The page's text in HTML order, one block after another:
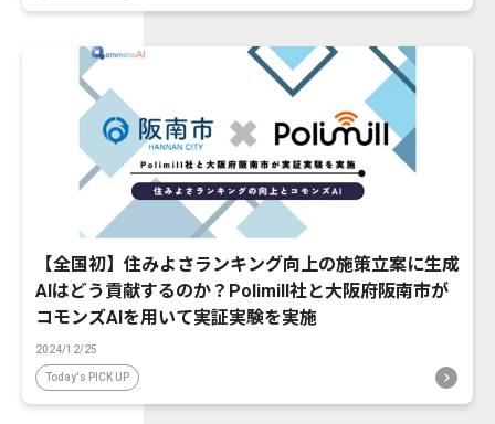
【全国初】住みよさランキング向上の施策立案に生成
AIはどう貢献するのか？Polimill社と大阪府阪南市が
コモンズAIを用いて実証実験を実施
2024/12/25
Today's PICK UP